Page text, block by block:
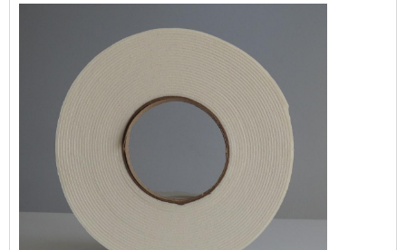
encontrar o site da Brasil Vedação. É
possível encontrar borrachas fabri...